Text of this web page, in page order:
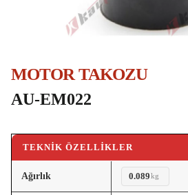
MOTOR TAKOZU
AU-EM022
TEKNIK ÖZELLIKLER
Ağırlık 0.089kg